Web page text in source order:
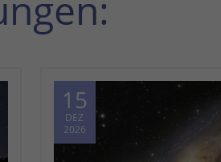
15
DEZ
2026